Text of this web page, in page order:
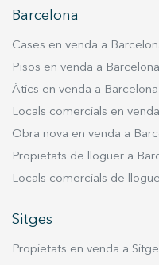
Barcelona
Cases en venda a
Pisos en venda a
Àtics en venda a
Locals comercials en
Obra nova en venda a
Propietats de lloguer a
Locals comercials de
Sitges
Propietats en venda a
l'usuari per millorar la
Marketing i publicitat
Aquestes cookies són
informació sobre les
hàbits de navegació.
relacionada amb el perfil